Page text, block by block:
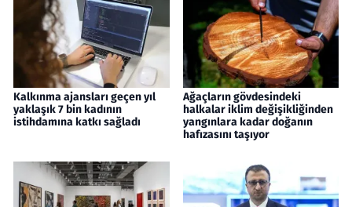
Kalkınma ajansları geçen yıl
yaklaşık 7 bin kadının
istihdamına katkı sağladı
Ağaçların gövdesindeki
halkalar iklim değişikliğinden
yangınlara kadar doğanın
hafızasını taşıyor